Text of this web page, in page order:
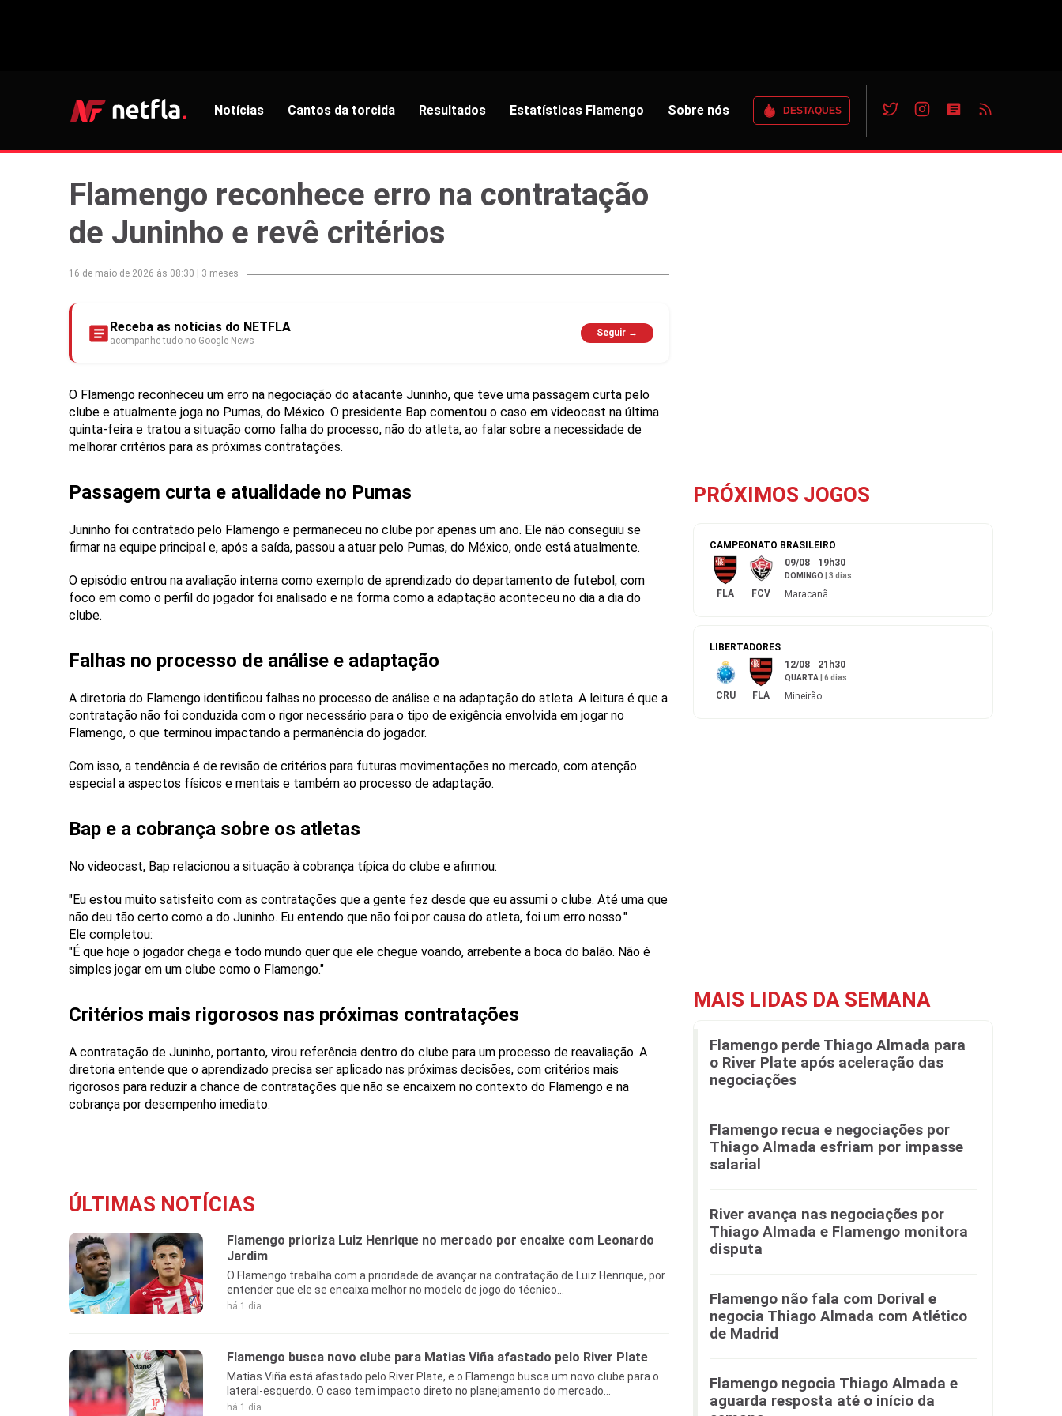
Notícias Cantos da torcida Resultados Estatísticas Flamengo Sobre nós DESTAQUES
Flamengo reconhece erro na contratação
de Juninho e revê critérios
16 de maio de 2026 às 08:30 3 meses
Receba as notícias do NETFLA
acompanhe tudo no Google News
Seguir →
O Flamengo reconheceu um erro na negociação do atacante Juninho, que teve uma passagem curta pelo
clube e atualmente joga no Pumas, do México. O presidente Bap comentou o caso em videocast na última
quinta-feira e tratou a situação como falha do processo, não do atleta, ao falar sobre a necessidade de
melhorar critérios para as próximas contratações.
Passagem curta e atualidade no Pumas
Juninho foi contratado pelo Flamengo e permaneceu no clube por apenas um ano. Ele não conseguiu se
firmar na equipe principal e, após a saída, passou a atuar pelo Pumas, do México, onde está atualmente.
O episódio entrou na avaliação interna como exemplo de aprendizado do departamento de futebol, com
foco em como o perfil do jogador foi analisado e na forma como a adaptação aconteceu no dia a dia do
clube.
Falhas no processo de análise e adaptação
A diretoria do Flamengo identificou falhas no processo de análise e na adaptação do atleta. A leitura é que a
contratação não foi conduzida com o rigor necessário para o tipo de exigência envolvida em jogar no
Flamengo, o que terminou impactando a permanência do jogador.
Com isso, a tendência é de revisão de critérios para futuras movimentações no mercado, com atenção
especial a aspectos físicos e mentais e também ao processo de adaptação.
Bap e a cobrança sobre os atletas
No videocast, Bap relacionou a situação à cobrança típica do clube e afirmou:
"Eu estou muito satisfeito com as contratações que a gente fez desde que eu assumi o clube. Até uma que
não deu tão certo como a do Juninho. Eu entendo que não foi por causa do atleta, foi um erro nosso."
Ele completou:
"É que hoje o jogador chega e todo mundo quer que ele chegue voando, arrebente a boca do balão. Não é
simples jogar em um clube como o Flamengo."
Critérios mais rigorosos nas próximas contratações
A contratação de Juninho, portanto, virou referência dentro do clube para um processo de reavaliação. A
diretoria entende que o aprendizado precisa ser aplicado nas próximas decisões, com critérios mais
rigorosos para reduzir a chance de contratações que não se encaixem no contexto do Flamengo e na
cobrança por desempenho imediato.
ÚLTIMAS NOTÍCIAS
Flamengo prioriza Luiz Henrique no mercado por encaixe com Leonardo
Jardim
O Flamengo trabalha com a prioridade de avançar na contratação de Luiz Henrique, por
entender que ele se encaixa melhor no modelo de jogo do técnico...
há 1 dia
Flamengo busca novo clube para Matias Viña afastado pelo River Plate
Matias Viña está afastado pelo River Plate, e o Flamengo busca um novo clube para o
lateral-esquerdo. O caso tem impacto direto no planejamento do mercado...
há 1 dia
PRÓXIMOS JOGOS
CAMPEONATO BRASILEIRO
FLA FCV
09/08 19h30
DOMINGO 3 dias
Maracanã
LIBERTADORES
CRU FLA
12/08 21h30
QUARTA 6 dias
Mineirão
MAIS LIDAS DA SEMANA
Flamengo perde Thiago Almada para
o River Plate após aceleração das
negociações
Flamengo recua e negociações por
Thiago Almada esfriam por impasse
salarial
River avança nas negociações por
Thiago Almada e Flamengo monitora
disputa
Flamengo não fala com Dorival e
negocia Thiago Almada com Atlético
de Madrid
Flamengo negocia Thiago Almada e
aguarda resposta até o início da